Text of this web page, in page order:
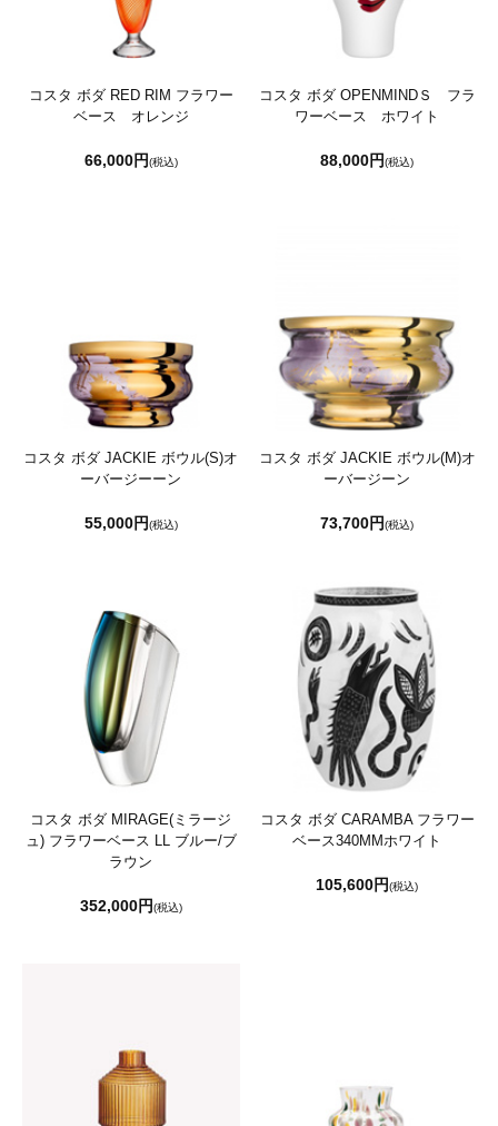
コスタ ボダ RED RIM フラワー
ベース オレンジ
66,000円(税込)
コスタ ボダ OPENMINDＳ フラ
ワーベース ホワイト
88,000円(税込)
コスタ ボダ JACKIE ボウル(S)オ
ーバージーーン
55,000円(税込)
コスタ ボダ JACKIE ボウル(M)オ
ーバージーン
73,700円(税込)
コスタ ボダ MIRAGE(ミラージ
ュ) フラワーベース LL ブルー/ブ
ラウン
352,000円(税込)
コスタ ボダ CARAMBA フラワー
ベース340MMホワイト
105,600円(税込)